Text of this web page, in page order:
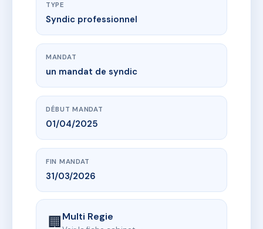
TYPE
Syndic professionnel
MANDAT
un mandat de syndic
DÉBUT MANDAT
01/04/2025
FIN MANDAT
31/03/2026
🏢Multi Regie